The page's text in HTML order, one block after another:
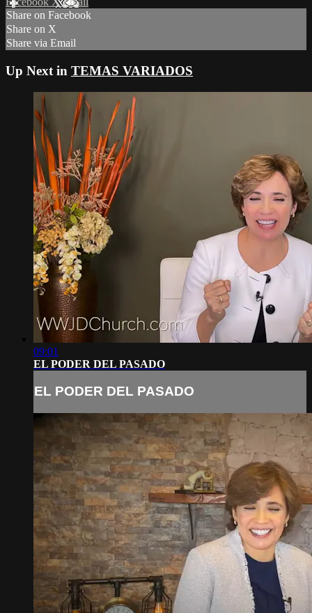
Share on Facebook
Share on X
Share via Email
Up Next in TEMAS VARIADOS
09:01
EL PODER DEL PASADO
EL PODER DEL PASADO